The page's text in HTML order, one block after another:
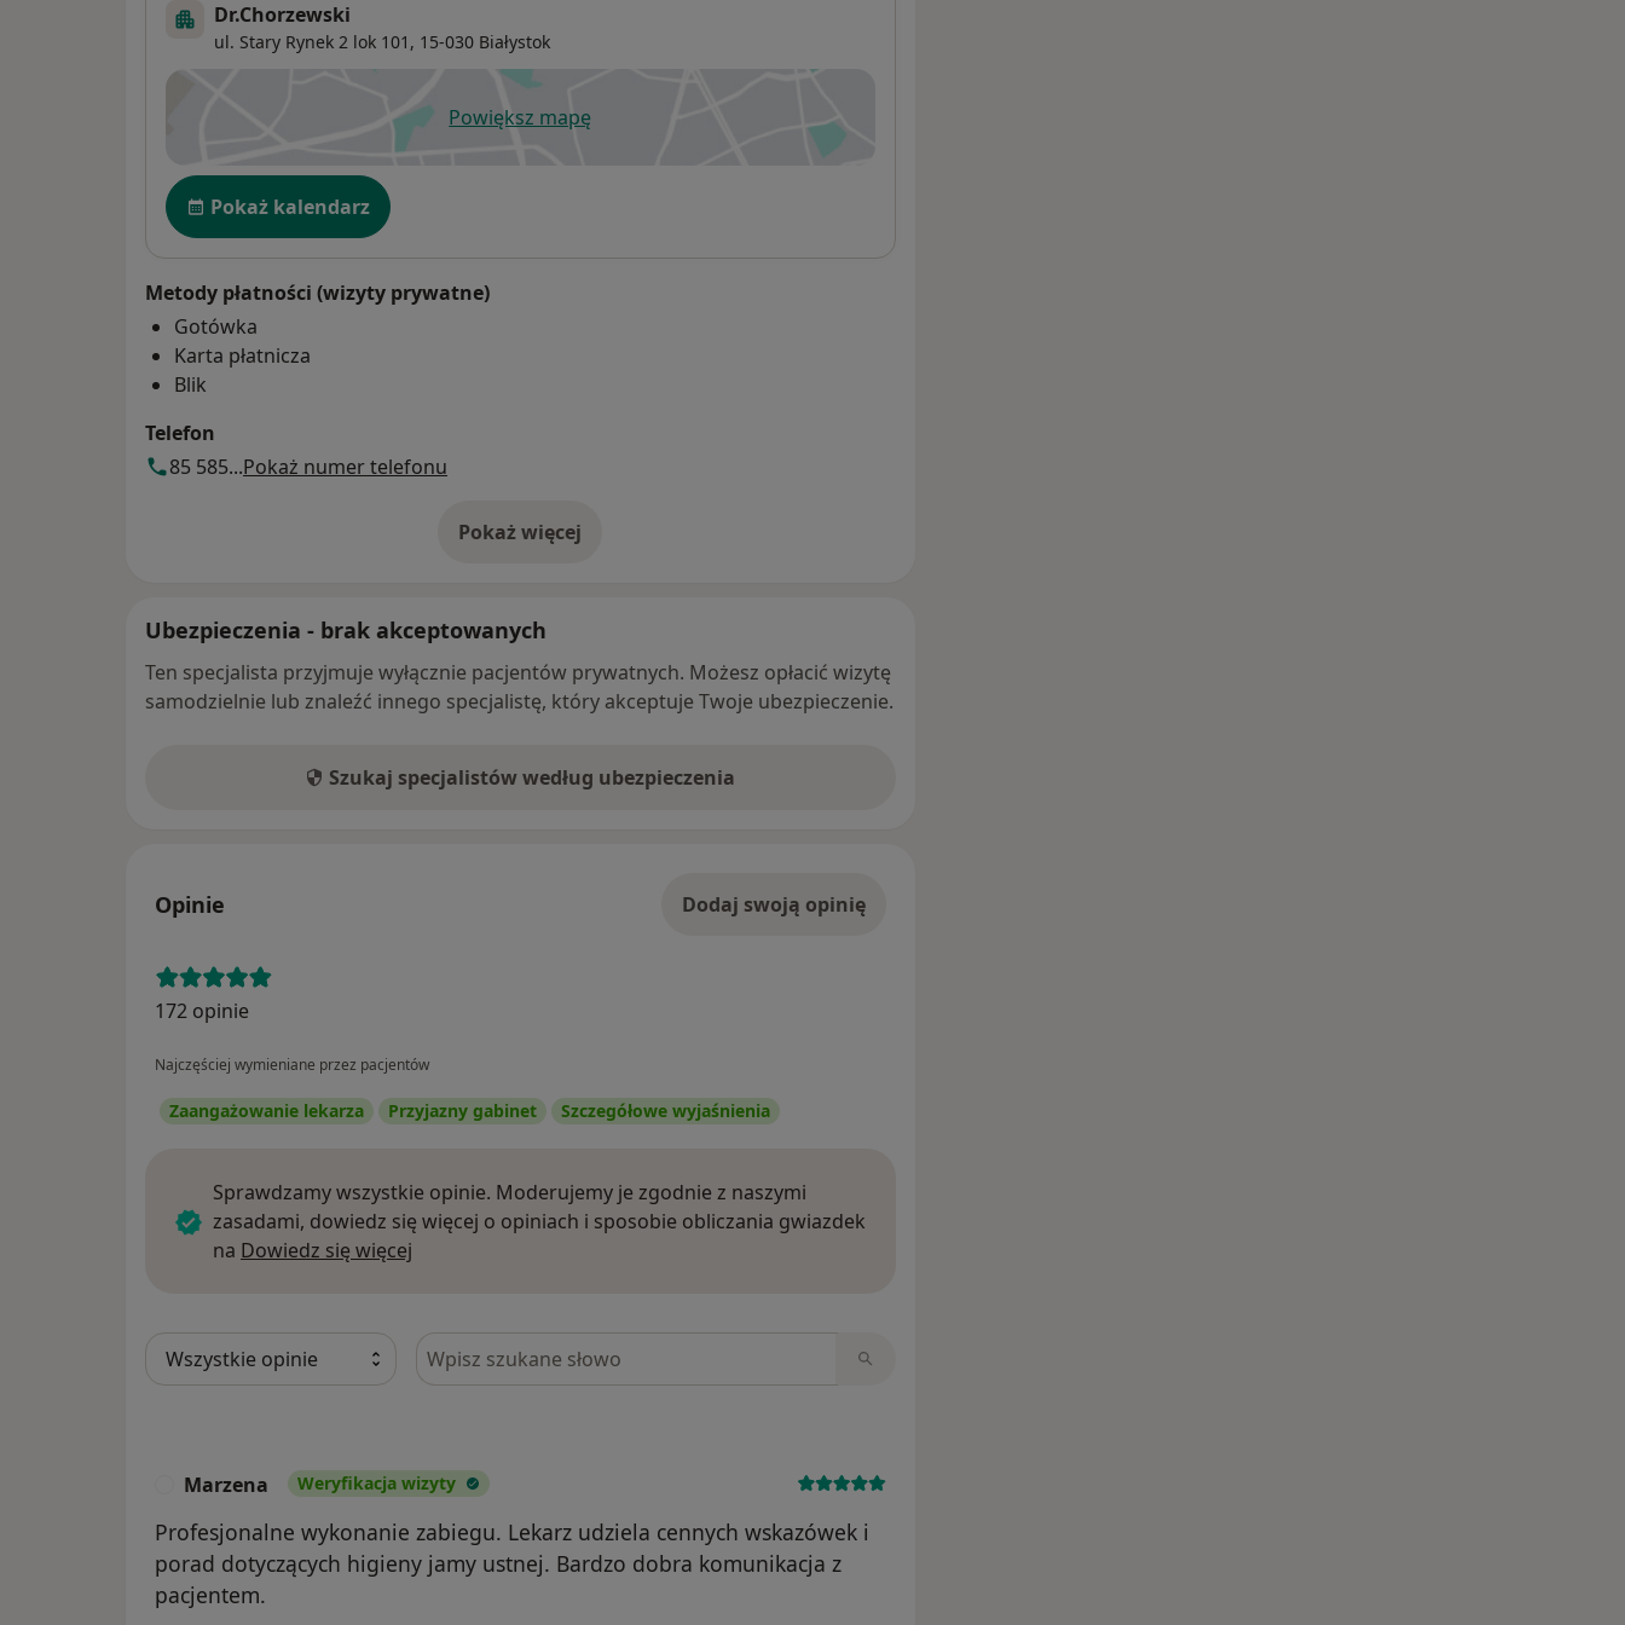
Dr.Chorzewski
ul. Stary Rynek 2 lok 101, 15-030 Białystok
Powiększ mapęotwiera się w nowej karcie
Dostępność
Pokaż kalendarz
Metody płatności (wizyty prywatne)
Gotówka
Karta płatnicza
Blik
Telefon
85 585...Pokaż numer telefonu
Pokaż więcej
o adresie
Ubezpieczenia - brak akceptowanych
Ten specjalista przyjmuje wyłącznie pacjentów prywatnych. Możesz opłacić wizytę
samodzielnie lub znaleźć innego specjalistę, który akceptuje Twoje ubezpieczenie.
Szukaj specjalistów według ubezpieczenia
Opinie Dodaj swoją opinię
172 opinie
Najczęściej wymieniane przez pacjentów
Zaangażowanie lekarza Przyjazny gabinet Szczegółowe wyjaśnienia
Sprawdzamy wszystkie opinie. Moderujemy je zgodnie z naszymi
zasadami, dowiedz się więcej o opiniach i sposobie obliczania gwiazdek
na Dowiedz się więcej
Szukaj w opiniach
Marzena Weryfikacja wizyty
Profesjonalne wykonanie zabiegu. Lekarz udziela cennych wskazówek i
porad dotyczących higieny jamy ustnej. Bardzo dobra komunikacja z
pacjentem.